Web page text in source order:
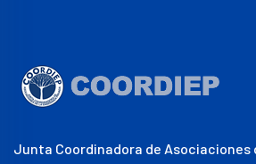
Junta Coordinadora de Asociaciones